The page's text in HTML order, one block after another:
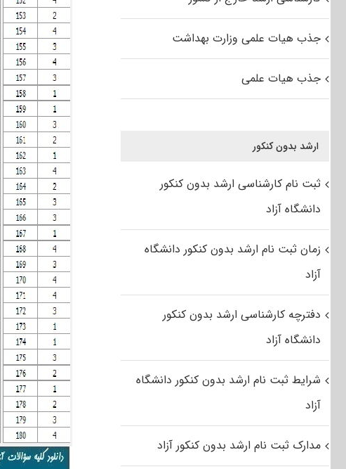
جذب هیات علمی وزارت بهداشت
جذب هیات علمی
ارشد بدون کنکور
ثبت نام کارشناسی ارشد بدون کنکور
دانشگاه آزاد
زمان ثبت نام ارشد بدون کنکور دانشگاه
آزاد
دفترچه کارشناسی ارشد بدون کنکور
دانشگاه آزاد
شرایط ثبت نام ارشد بدون کنکور دانشگاه
آزاد
مدارک ثبت نام ارشد بدون کنکور آزاد